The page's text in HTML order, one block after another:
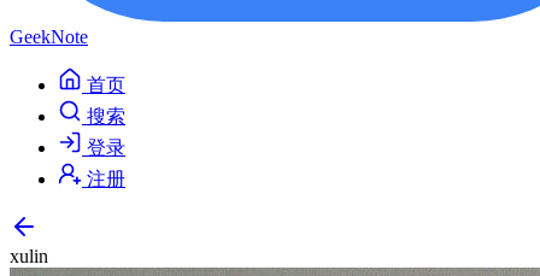
GeekNote
首页
搜索
登录
注册
xulin